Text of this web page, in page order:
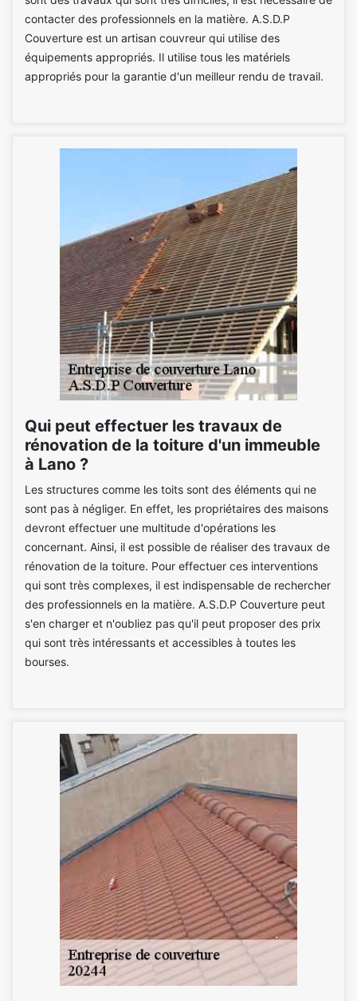
contacter des professionnels en la matière. A.S.D.P
Couverture est un artisan couvreur qui utilise des
équipements appropriés. Il utilise tous les matériels
appropriés pour la garantie d'un meilleur rendu de travail.
Qui peut effectuer les travaux de
rénovation de la toiture d'un immeuble
à Lano ?
Les structures comme les toits sont des éléments qui ne
sont pas à négliger. En effet, les propriétaires des maisons
devront effectuer une multitude d'opérations les
concernant. Ainsi, il est possible de réaliser des travaux de
rénovation de la toiture. Pour effectuer ces interventions
qui sont très complexes, il est indispensable de rechercher
des professionnels en la matière. A.S.D.P Couverture peut
s'en charger et n'oubliez pas qu'il peut proposer des prix
qui sont très intéressants et accessibles à toutes les
bourses.